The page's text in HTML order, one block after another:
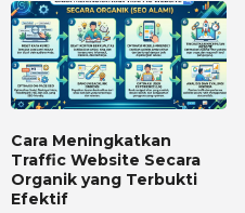
Cara Meningkatkan
Traffic Website Secara
Organik yang Terbukti
Efektif